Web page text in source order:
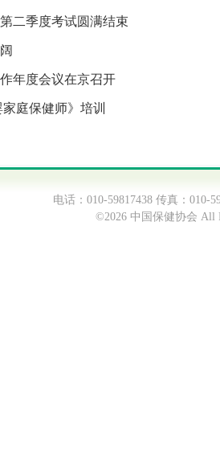
二季度考试圆满结束
年度会议在京召开
庭保健师》培训
电话：010-59817438 传真：
©2026 中国保健协会 All